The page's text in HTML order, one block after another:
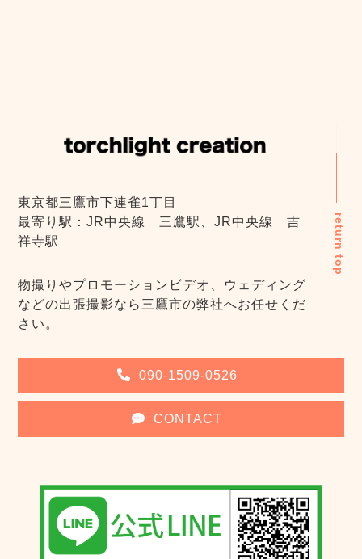
return top
東京都三鷹市下連雀1丁目
最寄り駅：JR中央線 三鷹駅、JR中央線 吉
祥寺駅
物撮りやプロモーションビデオ、ウェディング
などの出張撮影なら三鷹市の弊社へお任せくだ
さい。
090-1509-0526
CONTACT